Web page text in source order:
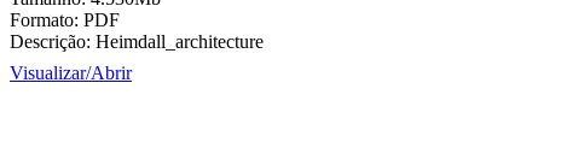
Formato: PDF
Descrição: Heimdall_architecture
Visualizar/Abrir